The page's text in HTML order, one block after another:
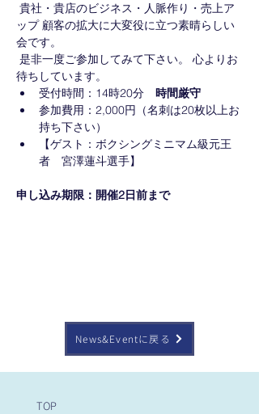
貴社・貴店のビジネス・人脈作り・売上ア
ップ 顧客の拡大に大変役に立つ素晴らしい
会です。
是非一度ご参加してみて下さい。 心よりお
待ちしています。
受付時間：14時20分 時間厳守
参加費用：2,000円（名刺は20枚以上お
持ち下さい）
【ゲスト：ボクシングミニマム級元王
者　宮澤蓮斗選手】
申し込み期限：開催2日前まで
News&Eventに戻る
TOP